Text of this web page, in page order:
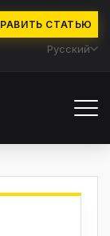
СТАТЬЮ
Русский